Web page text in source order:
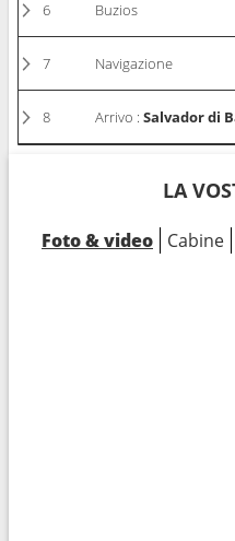
6 Buzios
7 Navigazione
8 Arrivo :Salvador di
LA
Foto & video Cabine